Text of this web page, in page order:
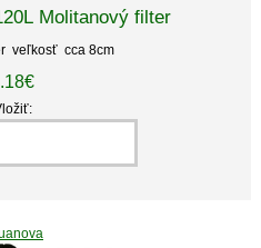
Molitanový filter
veľkosť cca 8cm